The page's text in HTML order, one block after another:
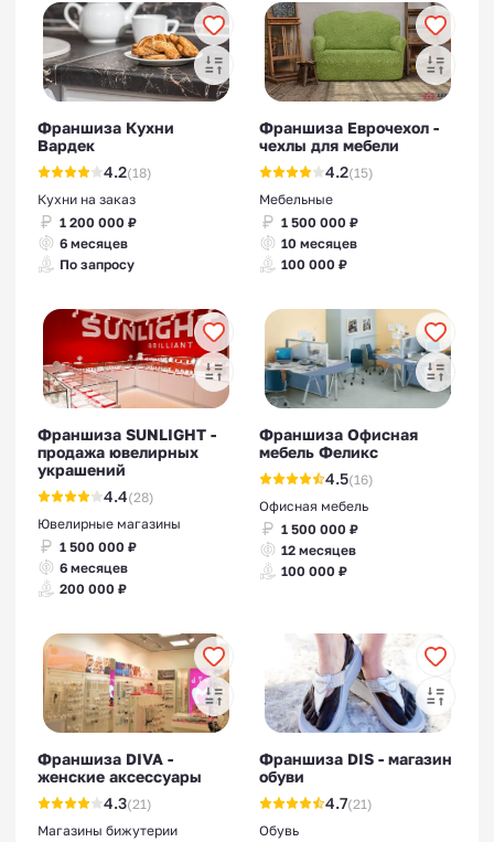
Франшиза Кухни
Вардек
4.2(18)
Кухни на заказ
1 200 000 ₽
6 месяцев
По запросу
Франшиза Еврочехол -
чехлы для мебели
4.2(15)
Мебельные
1 500 000 ₽
10 месяцев
100 000 ₽
Франшиза SUNLIGHT -
продажа ювелирных
украшений
4.4(28)
Ювелирные магазины
1 500 000 ₽
6 месяцев
200 000 ₽
Франшиза Офисная
мебель Феликс
4.5(16)
Офисная мебель
1 500 000 ₽
12 месяцев
100 000 ₽
Франшиза DIVA -
женские аксессуары
4.3(21)
Магазины бижутерии
Франшиза DIS - магазин
обуви
4.7(21)
Обувь